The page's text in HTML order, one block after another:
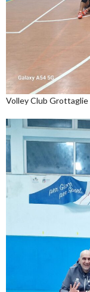
Volley Club Grottaglie